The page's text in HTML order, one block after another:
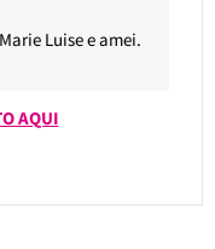
Luise e amei.
AQUI